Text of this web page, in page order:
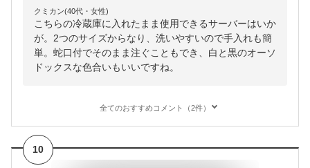
クミカン(40代・女性)
こちらの冷蔵庫に入れたまま使用できるサーバーはいか
が。2つのサイズからなり、洗いやすいので手入れも簡
単。蛇口付でそのまま注ぐこともでき、白と黒のオーソ
ドックスな色合いもいいですね。
全てのおすすめコメント（2件）
10